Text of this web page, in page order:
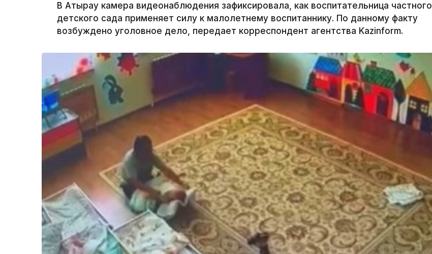
В Атырау камера видеонаблюдения зафиксировала, как воспитательница частного
детского сада применяет силу к малолетнему воспитаннику. По данному факту
возбуждено уголовное дело, передает корреспондент агентства Kazinform.